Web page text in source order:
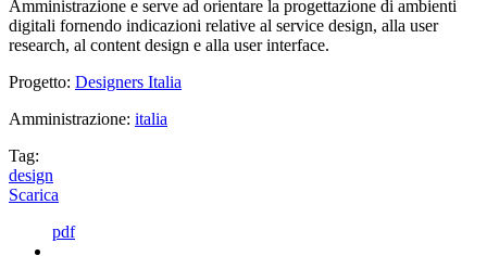
Amministrazione e serve ad orientare la progettazione di ambienti
digitali fornendo indicazioni relative al service design, alla user
research, al content design e alla user interface.
Progetto: Designers Italia
Amministrazione: italia
Tag:
design
Scarica
pdf